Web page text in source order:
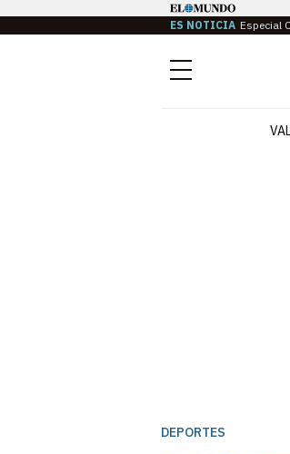
ES NOTICIA Especial
Menú
DEPORTES